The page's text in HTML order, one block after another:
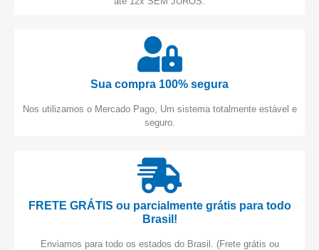
Sua compra 100% segura
Nos utilizamos o Mercado Pago, Um sistema totalmente estável e
seguro.
FRETE GRÁTIS ou parcialmente grátis para todo
Brasil!
Enviamos para todo os estados do Brasil. (Frete grátis ou